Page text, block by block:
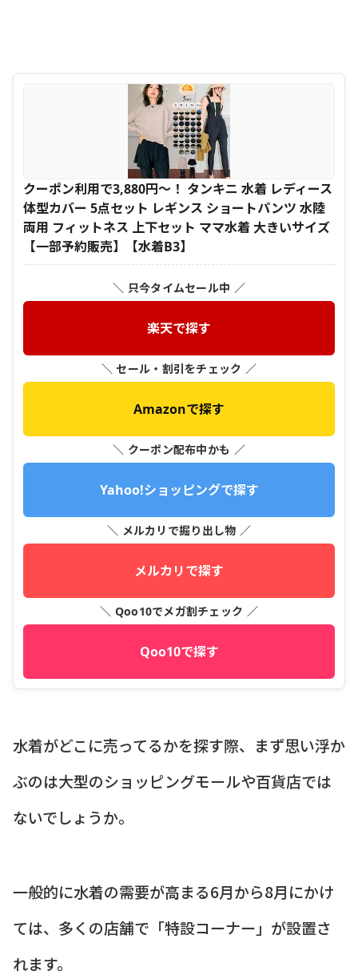
クーポン利用で3,880円〜！ タンキニ 水着 レディース
体型カバー 5点セット レギンス ショートパンツ 水陸
両用 フィットネス 上下セット ママ水着 大きいサイズ
【一部予約販売】【水着B3】
＼ 只今タイムセール中 ／
楽天で探す
＼ セール・割引をチェック ／
Amazonで探す
＼ クーポン配布中かも ／
Yahoo!ショッピングで探す
＼ メルカリで掘り出し物 ／
メルカリで探す
＼ Qoo10でメガ割チェック ／
Qoo10で探す
水着がどこに売ってるかを探す際、まず思い浮か
ぶのは大型のショッピングモールや百貨店では
ないでしょうか。
一般的に水着の需要が高まる6月から8月にかけ
ては、多くの店舗で「特設コーナー」が設置さ
れます。